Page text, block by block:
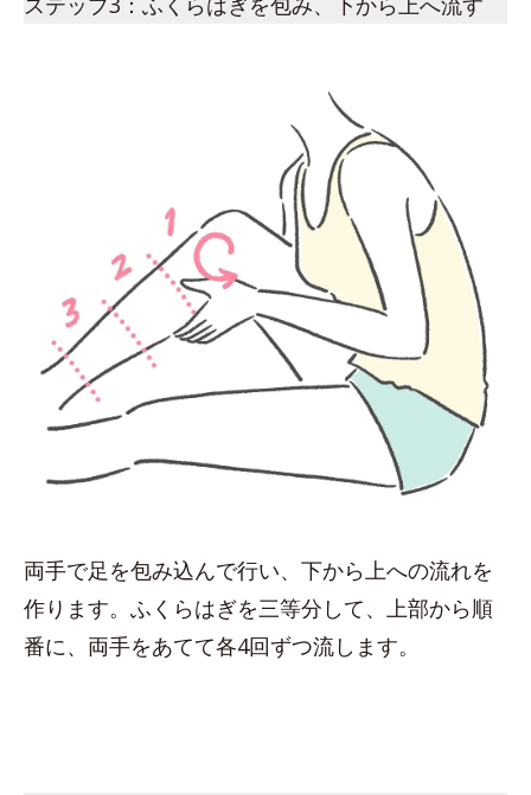
両手で足を包み込んで行い、下から上への流れを
作ります。ふくらはぎを三等分して、上部から順
番に、両手をあてて各4回ずつ流します。